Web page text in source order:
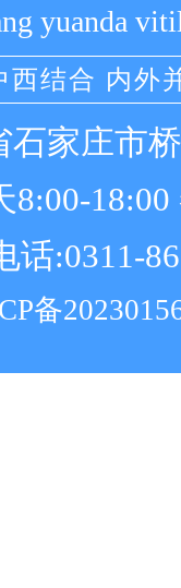
yuanda
西结合 内外
石家庄市
8:00-18:00
话:0311-
备